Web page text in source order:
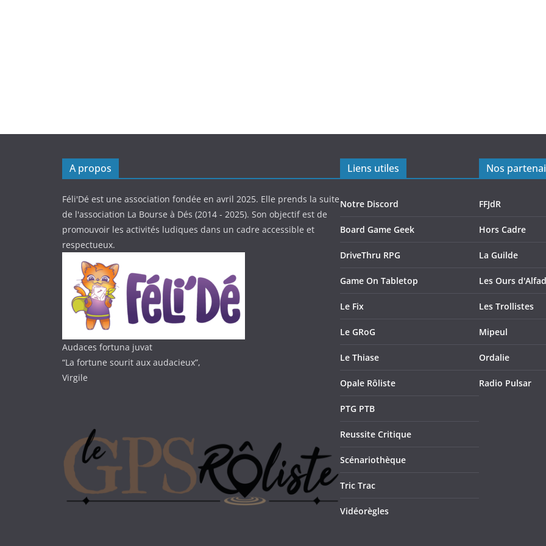
A propos
Féli'Dé est une association fondée en avril 2025. Elle prends la suite
de l'association La Bourse à Dés (2014 - 2025). Son objectif est de
promouvoir les activités ludiques dans un cadre accessible et
respectueux.
Audaces fortuna juvat
“La fortune sourit aux audacieux”,
Virgile
Liens utiles
Notre Discord
Board Game Geek
DriveThru RPG
Game On Tabletop
Le Fix
Le GRoG
Le Thiase
Opale Rôliste
PTG PTB
Reussite Critique
Scénariothèque
Tric Trac
Vidéorègles
Nos
FFJdR
Hors Cadre
La Guilde
Les Ours
Les Trollistes
Mipeul
Ordalie
Radio Pulsar